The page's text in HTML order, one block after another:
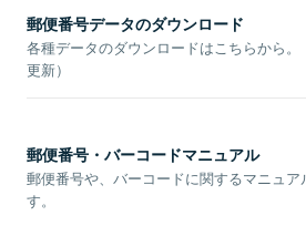
郵便番号データのダウンロード
各種データのダウンロードはこちらから。
更新）
郵便番号・バーコードマニュアル
郵便番号や、バーコードに関するマニュア
す。